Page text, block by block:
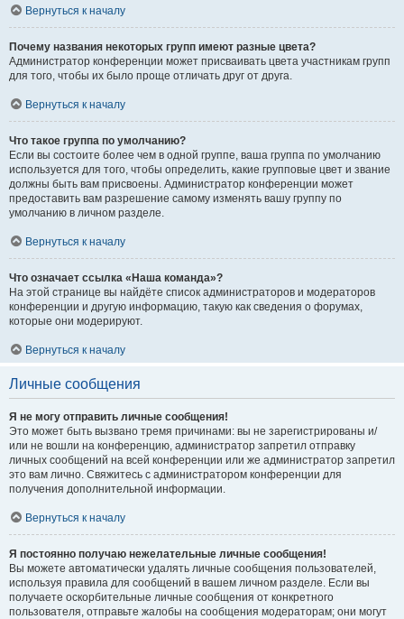
Вернуться к началу
Почему названия некоторых групп имеют разные цвета?
Администратор конференции может присваивать цвета участникам групп
для того, чтобы их было проще отличать друг от друга.
Вернуться к началу
Что такое группа по умолчанию?
Если вы состоите более чем в одной группе, ваша группа по умолчанию
используется для того, чтобы определить, какие групповые цвет и звание
должны быть вам присвоены. Администратор конференции может
предоставить вам разрешение самому изменять вашу группу по
умолчанию в личном разделе.
Вернуться к началу
Что означает ссылка «Наша команда»?
На этой странице вы найдёте список администраторов и модераторов
конференции и другую информацию, такую как сведения о форумах,
которые они модерируют.
Вернуться к началу
Личные сообщения
Я не могу отправить личные сообщения!
Это может быть вызвано тремя причинами: вы не зарегистрированы и/
или не вошли на конференцию, администратор запретил отправку
личных сообщений на всей конференции или же администратор запретил
это вам лично. Свяжитесь с администратором конференции для
получения дополнительной информации.
Вернуться к началу
Я постоянно получаю нежелательные личные сообщения!
Вы можете автоматически удалять личные сообщения пользователей,
используя правила для сообщений в вашем личном разделе. Если вы
получаете оскорбительные личные сообщения от конкретного
пользователя, отправьте жалобы на сообщения модераторам; они могут